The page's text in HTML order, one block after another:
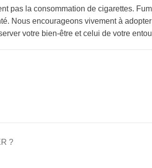
pas la consommation de cigarettes.
Nous encourageons vivement à
votre bien-être et celui de votre
?